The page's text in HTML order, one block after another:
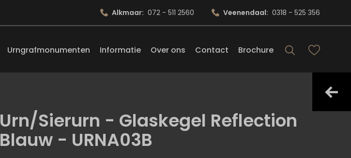
Urngrafmonumenten Informatie Over ons Contact Brochure
Alkmaar: 072 - 511 2560 Veenendaal: 0318 - 525 356
Urn/Sierurn - Glaskegel Reflection
Blauw - URNA03B